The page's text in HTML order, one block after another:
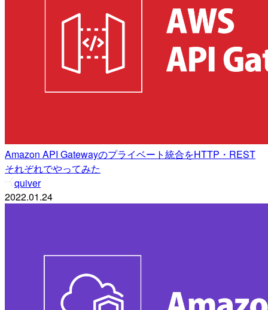
Amazon API Gatewayのプライベート統合をHTTP・REST
それぞれでやってみた
quiver
2022.01.24